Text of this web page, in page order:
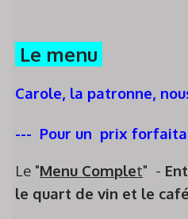
Le menu
Carole, la patronne,
--- Pour un prix
Le "Menu Complet" -
le quart de vin et le café